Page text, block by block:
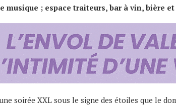
musique ; espace traiteurs, bar à vin, bière
une soirée XXL sous le signe des étoiles que le